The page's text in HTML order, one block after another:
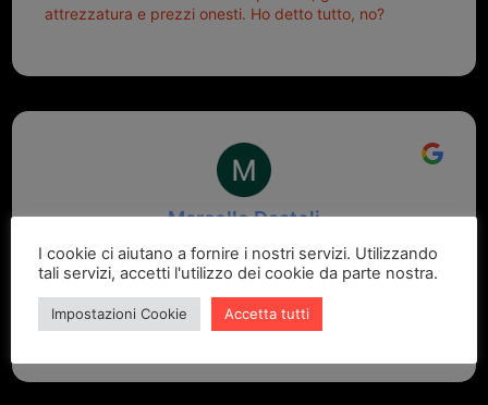
attrezzatura e prezzi onesti. Ho detto tutto, no?
Marcello Dastoli
2 settimane fa
GRANDE PROFESSIONALITA' E DISPONIBILITA' - UN
VERO PUNTO DI RIFERIMENTO PER LA ZONA
I cookie ci aiutano a fornire i nostri servizi. Utilizzando
tali servizi, accetti l'utilizzo dei cookie da parte nostra.
Impostazioni Cookie Accetta tutti